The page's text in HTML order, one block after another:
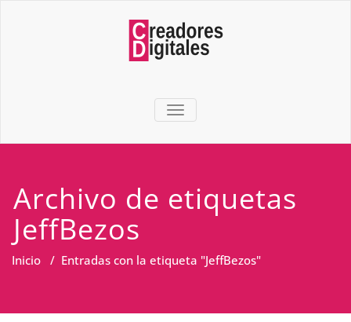
TOGGLE NAVIGATION
Archivo de etiquetas
JeffBezos
Inicio / Entradas con la etiqueta "JeffBezos"